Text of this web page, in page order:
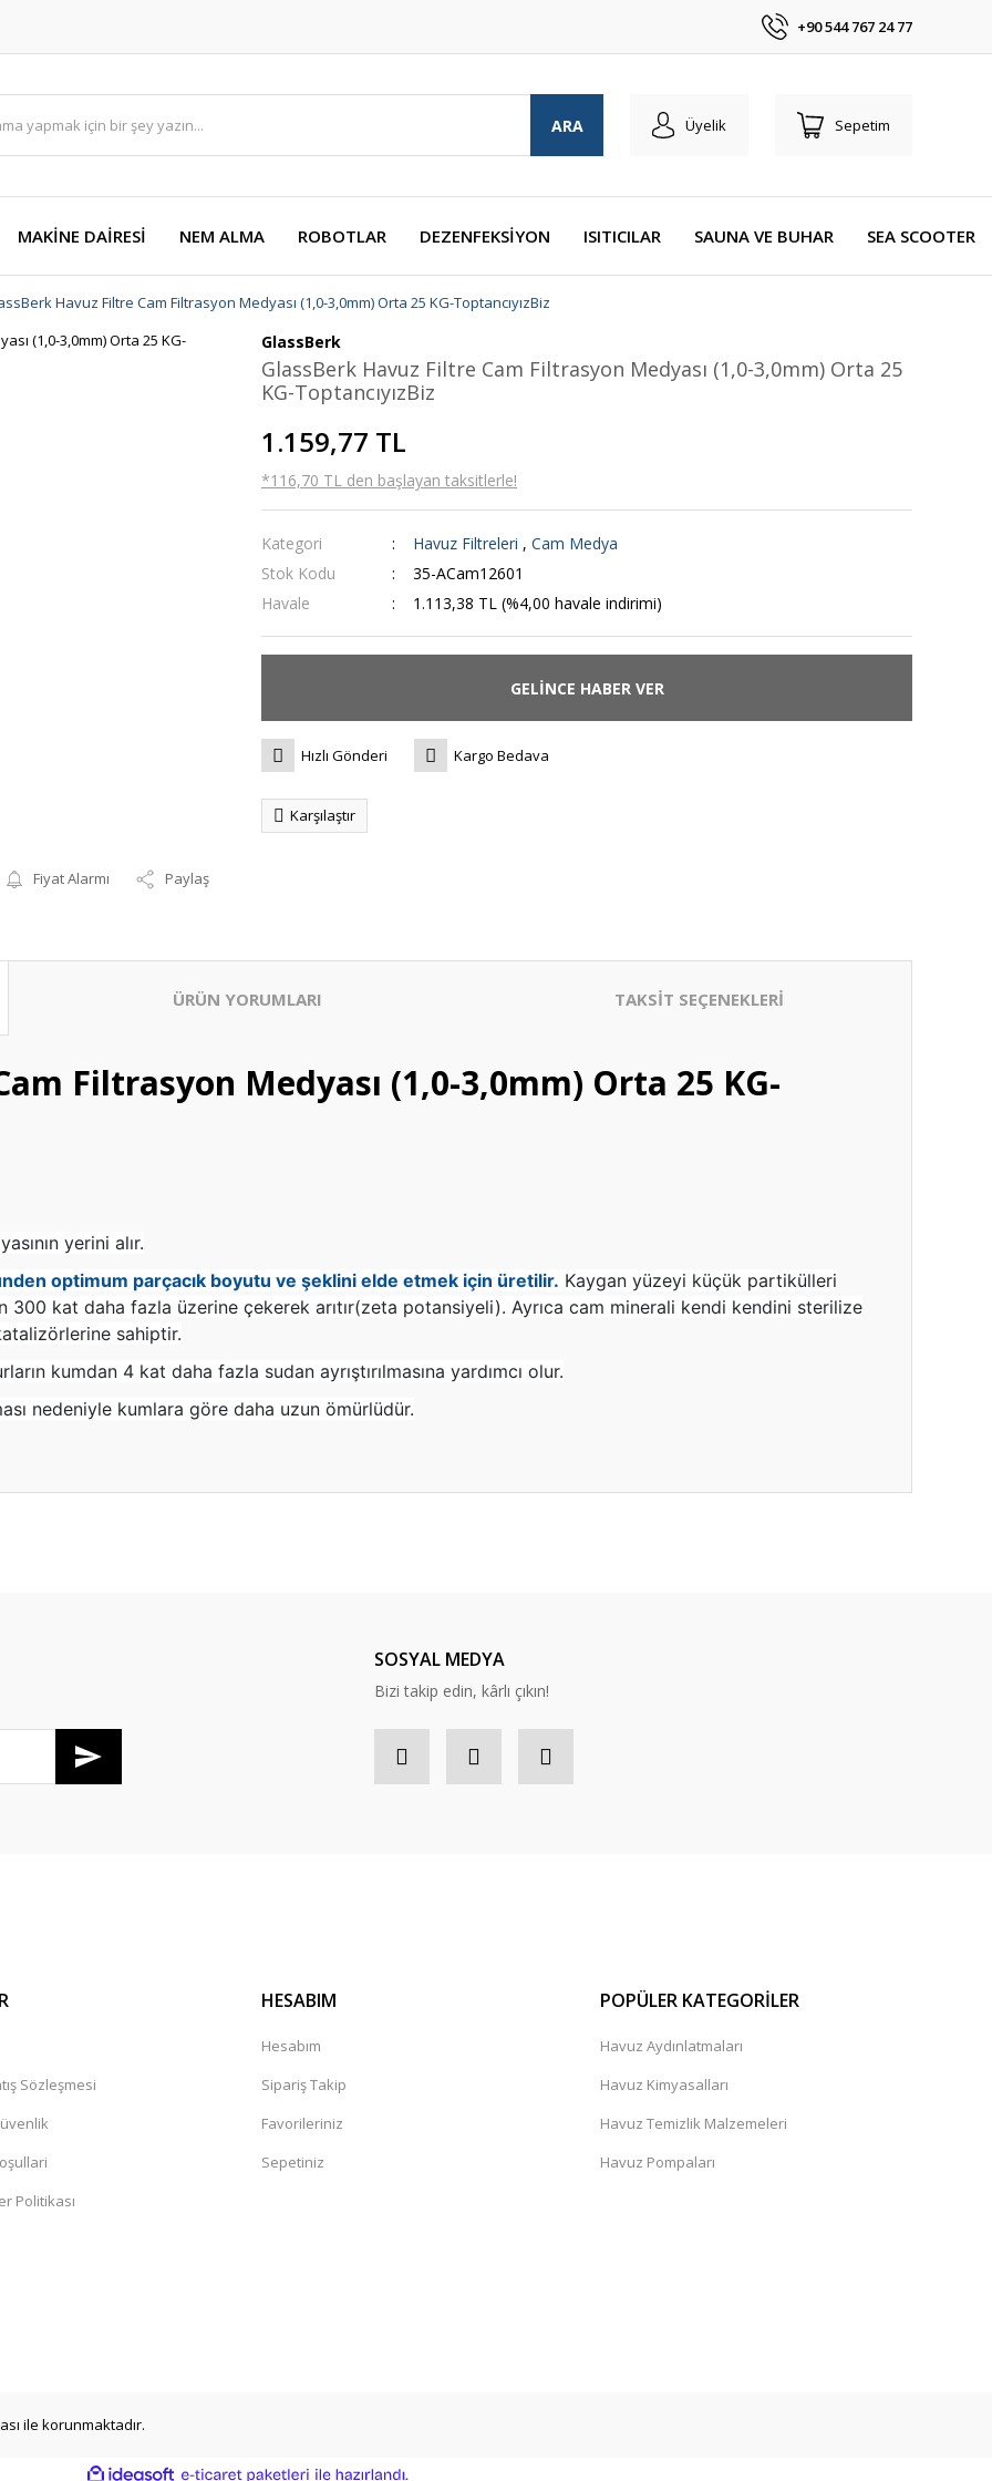
+90 544 767 24 77
ARA Üyelik Sepetim
MAKİNE DAİRESİ NEM ALMA ROBOTLAR DEZENFEKSİYON ISITICILAR SAUNA VE BUHAR SEA SCOOTER
Havuz Filtre Cam Filtrasyon Medyası (1,0-3,0mm) Orta 25 KG-ToptancıyızBiz
Fiyat Alarmı Paylaş
GlassBerk
GlassBerk Havuz Filtre Cam Filtrasyon Medyası (1,0-3,0mm) Orta 25
KG-ToptancıyızBiz
1.159,77 TL
*116,70 TL den başlayan taksitlerle!
Kategori Havuz Filtreleri , Cam Medya
Stok Kodu
35-ACam12601
Havale
1.113,38 TL (%4,00 havale indirimi)
GELİNCE HABER VER
Hızlı Gönderi Kargo Bedava
Karşılaştır
ÜRÜN YORUMLARI TAKSİT SEÇENEKLERİ
Filtrasyon Medyası (1,0-3,0mm) Orta 25 KG-
yerini alır.
optimum parçacık boyutu ve şeklini elde etmek için üretilir. Kaygan yüzeyi küçük partikülleri
kat daha fazla üzerine çekerek arıtır(zeta potansiyeli). Ayrıca cam minerali kendi kendini sterilize
sahiptir.
kumdan 4 kat daha fazla sudan ayrıştırılmasına yardımcı olur.
nedeniyle kumlara göre daha uzun ömürlüdür.
SOSYAL MEDYA
Bizi takip edin, kârlı çıkın!
Sözleşmesi
Politikası
HESABIM
Hesabım
Sipariş Takip
Favorileriniz
Sepetiniz
POPÜLER KATEGORİLER
Havuz Aydınlatmaları
Havuz Kimyasalları
Havuz Temizlik Malzemeleri
Havuz Pompaları
ile korunmaktadır.
ideasoft e-